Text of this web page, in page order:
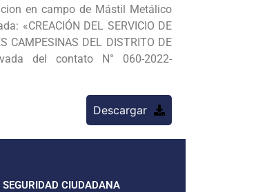
en campo de Mástil Metálico
«CREACIÓN DEL SERVICIO DE
CAMPESINAS DEL DISTRITO DE
del contato N° 060-2022-
Descargar
SEGURIDAD CIUDADANA